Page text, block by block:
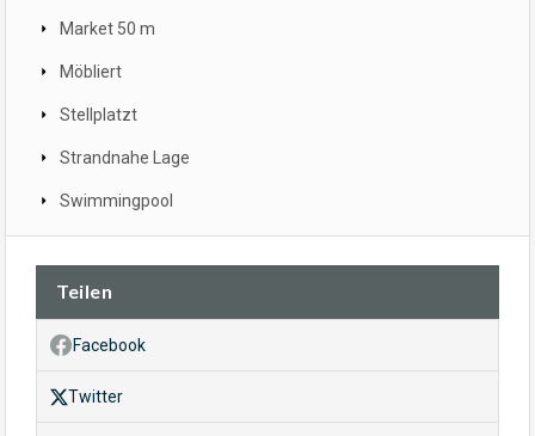
Market 50 m
Möbliert
Stellplatzt
Strandnahe Lage
Swimmingpool
Teilen
Facebook
Twitter